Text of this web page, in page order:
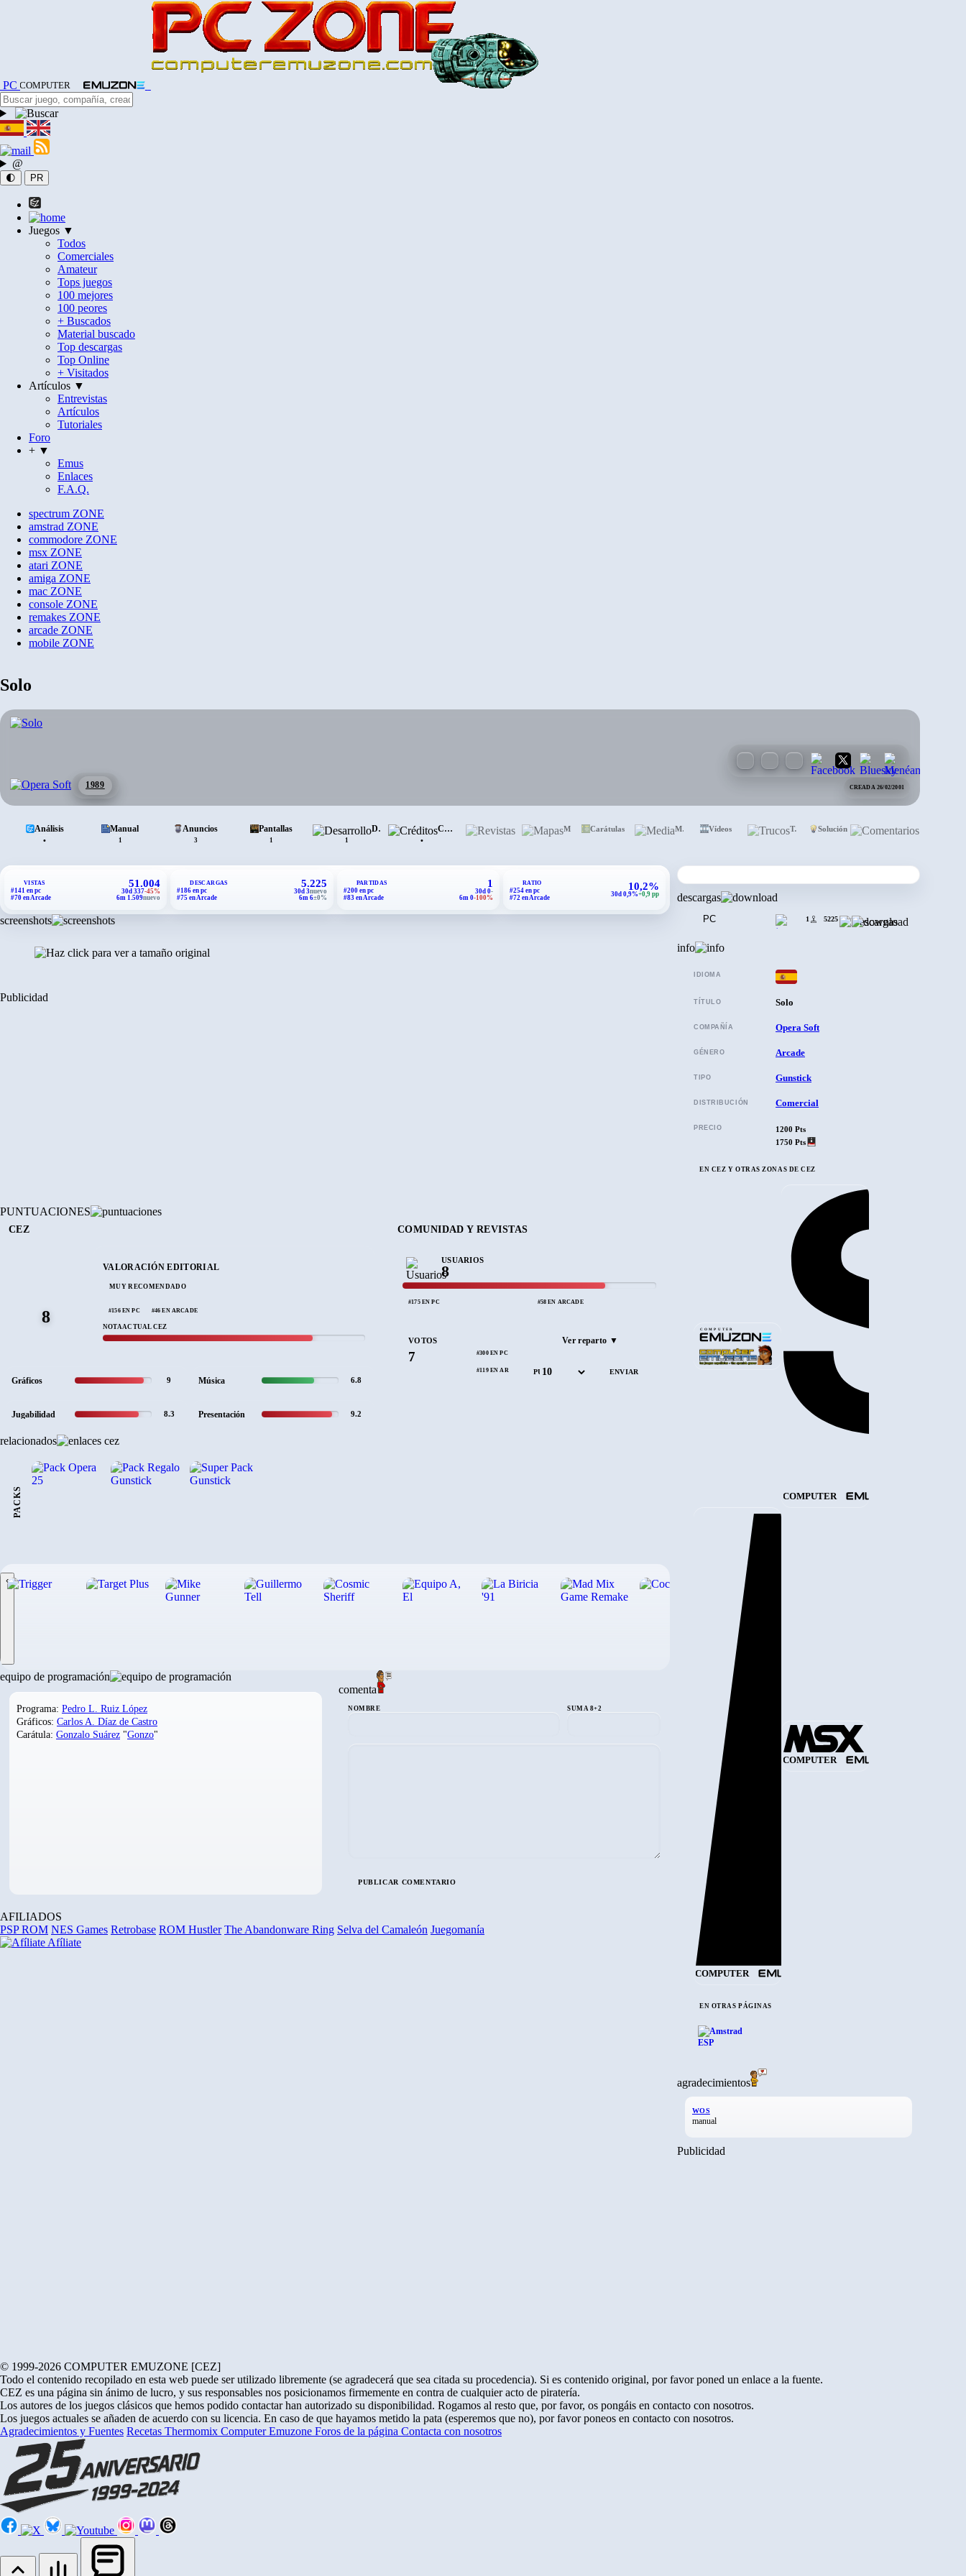
PC COMPUTER
@
🌓 PR
Juegos ▼
Todos
Comerciales
Amateur
Tops juegos
100 mejores
100 peores
+ Buscados
Material buscado
Top descargas
Top Online
+ Visitados
Artículos ▼
Entrevistas
Artículos
Tutoriales
Foro
+ ▼
Emus
Enlaces
F.A.Q.
spectrum ZONE
amstrad ZONE
commodore ZONE
msx ZONE
atari ZONE
amiga ZONE
mac ZONE
console ZONE
remakes ZONE
arcade ZONE
mobile ZONE
Solo
1989 CREADA 26/02/2001
Análisis
•
Manual
1
Anuncios
3
Pantallas
1
Desarrollo
1
Créditos
•
Revistas Carátulas Media Vídeos Trucos Solución
descargas
PC 1 5225
info
IDIOMA
TÍTULO Solo
COMPAÑÍA Opera Soft
GÉNERO Arcade
TIPO Gunstick
DISTRIBUCIÓN Comercial
PRECIO
1200 Pts
1750 Pts
EN CEZ Y OTRAS ZONAS DE CEZ
COMPUTER
COMPUTER
COMPUTER
COMPUTER
EN OTRAS PÁGINAS
agradecimientos
WOS
manual
Publicidad
VISTAS
#141 en pc
#70 en Arcade
51.004
30d 337-45%
6m 1.509nuevo
DESCARGAS
#186 en pc
#75 en Arcade
5.225
30d 3nuevo
6m 6±0%
PARTIDAS
#200 en pc
#83 en Arcade
1
30d 0-
6m 0-100%
RATIO
#254 en pc
#72 en Arcade
10,2%
30d 0,9%+0,9 pp
screenshots
Publicidad
PUNTUACIONES
CEZ
8
VALORACIÓN EDITORIAL
MUY RECOMENDADO
#156 EN PC #46 EN ARCADE
NOTA ACTUAL CEZ
Gráficos 9 Música 6.8
Jugabilidad 8.3 Presentación 9.2
COMUNIDAD Y REVISTAS
USUARIOS
8
#175 EN PC #58 EN ARCADE
VOTOS
7 #300 EN PC
#119 EN ARCADE
Ver reparto ▼
PUNTÚA
relacionados
PACKS
‹
equipo de programación
Programa: Pedro L. Ruiz López
Gráficos: Carlos A. Díaz de Castro
Carátula: Gonzalo Suárez "Gonzo"
comenta
NOMBRE SUMA 8+2
AFILIADOS
PSP ROM NES Games Retrobase ROM Hustler The Abandonware Ring Selva del Camaleón Juegomanía
Afíliate
© 1999-2026 COMPUTER EMUZONE [CEZ]
Todo el contenido recopilado en esta web puede ser utilizado libremente (se agradecerá que sea citada su procedencia). Si es contenido original, por favor poned un enlace a la fuente.
CEZ es una página sin ánimo de lucro, y sus responsables nos posicionamos firmemente en contra de cualquier acto de piratería.
Los autores de los juegos clásicos que hemos podido contactar han autorizado su disponibilidad. Rogamos al resto que, por favor, os pongáis en contacto con nosotros.
Los juegos actuales se añaden de acuerdo con su licencia. En caso de que hayamos metido la pata (esperemos que no), por favor poneos en contacto con nosotros.
Agradecimientos y Fuentes Recetas Thermomix Computer Emuzone Foros de la página Contacta con nosotros